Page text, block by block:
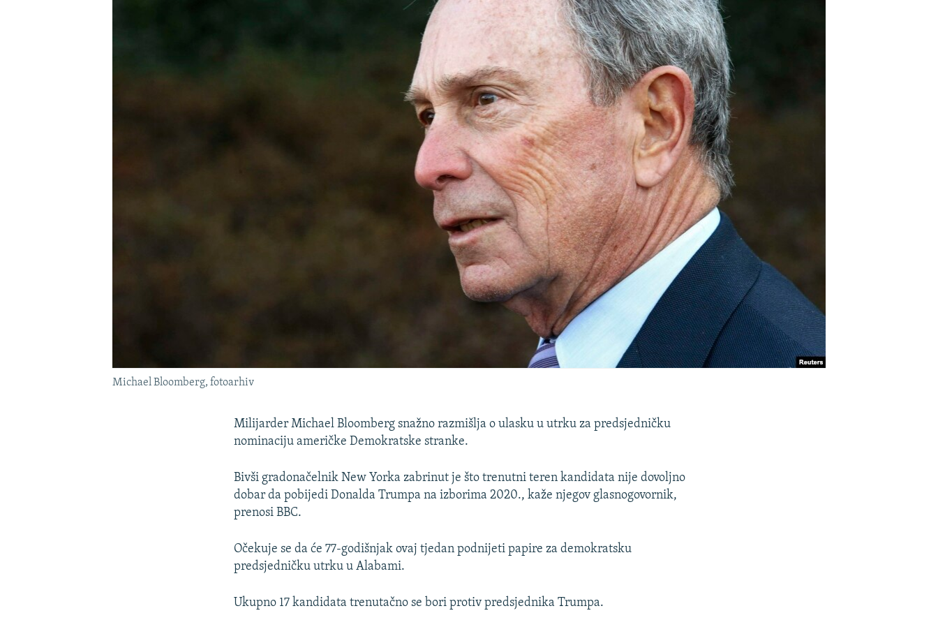
Michael Bloomberg, fotoarhiv
Milijarder Michael Bloomberg snažno razmišlja o ulasku u utrku za predsjedničku
nominaciju američke Demokratske stranke.
Bivši gradonačelnik New Yorka zabrinut je što trenutni teren kandidata nije dovoljno
dobar da pobijedi Donalda Trumpa na izborima 2020., kaže njegov glasnogovornik,
prenosi BBC.
Očekuje se da će 77-godišnjak ovaj tjedan podnijeti papire za demokratsku
predsjedničku utrku u Alabami.
Ukupno 17 kandidata trenutačno se bori protiv predsjednika Trumpa.